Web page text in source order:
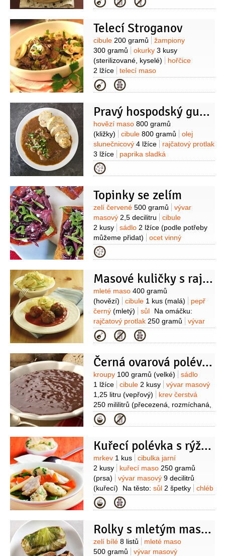
2 decilitry
med1 decilitr
česnek
(mletý)
Telecí Stroganov
Suroviny
cibule 200 gramů
žampiony
300 gramů
okurky 3 kusy
(sterilizované, kyselé)
hořčice
2 lžíce
telecí maso
600 gramů
1 lžíce
vývar masový
(mletý)
šťáva citronová
Kategorie
Pravý hospodský guláš se silnou šťávou a domácími žemlovými knedlíky
Suroviny
hovězí maso 800 gramů
(kližky)
cibule 800 gramů
olej
slunečnicový 4 lžíce
rajčatový protlak
3 lžíce
paprika sladká
2 lžíce
(loupané)
vývar masový600 mililitrů
3 stroužky Žemlové knedlíky:
8 kusů
(bílé)
mléko
150 mililitrů
vejce 3 kusy
kadeřavá/kudrnka
1 hrst
sůl
1 špetka
Kategorie
Topinky se zelím
Suroviny
zelí červené 500 gramů
vývar
masový 2,5 decilitru
cibule
2 kusy
sádlo 2 lžíce (podle potřeby
můžeme přidat)
ocet vinný
2 lžíce
(případně 2 lžičky)
tymián
1 špetka (mletý)
Kategorie
Masové kuličky s rajskou omáčkou
Suroviny
mleté maso 400 gramů
(hovězí)
cibule 1 kus (malá)
pepř
černý (mletý) sůl
Na omáčku:
rajčatový protlak 250 gramů
vývar
masový5 decilitrů
voda)
cibule2 kusy
mouka
2 lžíce
cukr1 lžíce
pepř
10 kuliček
nové koření
5 kuliček
bobkový list 5 kusů
Kategorie
Černá ovarová polévka
Suroviny
kroupy 100 gramů (velké)
sádlo
1 lžíce
cibule 2 kusy
vývar masový
1,25 litru (vepřový)
krev čerstvá
250 mililitrů (přecezená, rozmíchaná,
vepřová)
5 stroužků
majoránka sůl pepř
Kategorie
Kuřecí polévka s rýžovými nočky
Suroviny
mrkev 1 kus
cibulka jarní
2 kusy
kuřecí maso 250 gramů
(prsa)
vývar masový 9 decilitrů
(kuřecí)
Na těsto: sůl 2 špetky
chléb
toastový2 plátky
250 gramů (vařená nebo
30 gramů
pažitka1 lžíce
(nakrájená)
pepř bílý
(mletý)
Kategorie
Rolky s mletým masem
Suroviny
zelí bílé 8 listů
mleté maso
500 gramů
vývar masový